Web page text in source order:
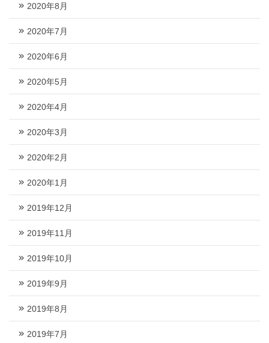
2020年8月
2020年7月
2020年6月
2020年5月
2020年4月
2020年3月
2020年2月
2020年1月
2019年12月
2019年11月
2019年10月
2019年9月
2019年8月
2019年7月